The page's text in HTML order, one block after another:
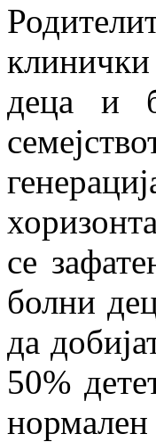
клинички
деца и
се
болни
да
50%
нормален